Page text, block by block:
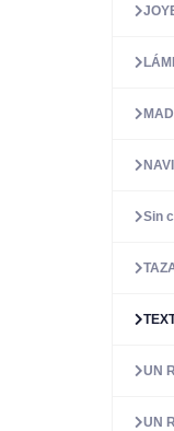
Sin
UN
UN